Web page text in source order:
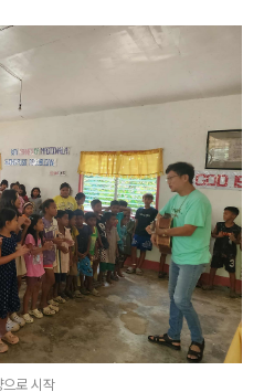
으로 시작